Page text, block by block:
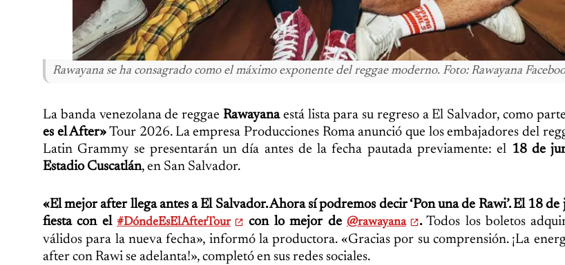
Rawayana se ha consagrado como el máximo exponente del reggae moderno. Foto: Rawayana
La banda venezolana de reggae Rawayanaestá lista para su regreso a El Salvador, como
es el After» Tour 2026. La empresa Producciones Roma anunció que los embajadores del
Latin Grammy se presentarán un día antes de la fecha pautada previamente: el 18 de
Estadio Cuscatlán, en San Salvador.
«El mejor after llega antes a El Salvador. Ahora sí podremos decir ‘Pon una de Rawi’. El 18
fiesta con el#DóndeEsElAfterTour con lo mejor de @rawayana .Todos los boletos
válidos para la nueva fecha», informó la productora. «Gracias por su comprensión. ¡La
after con Rawi se adelanta!», completó en sus redes sociales.